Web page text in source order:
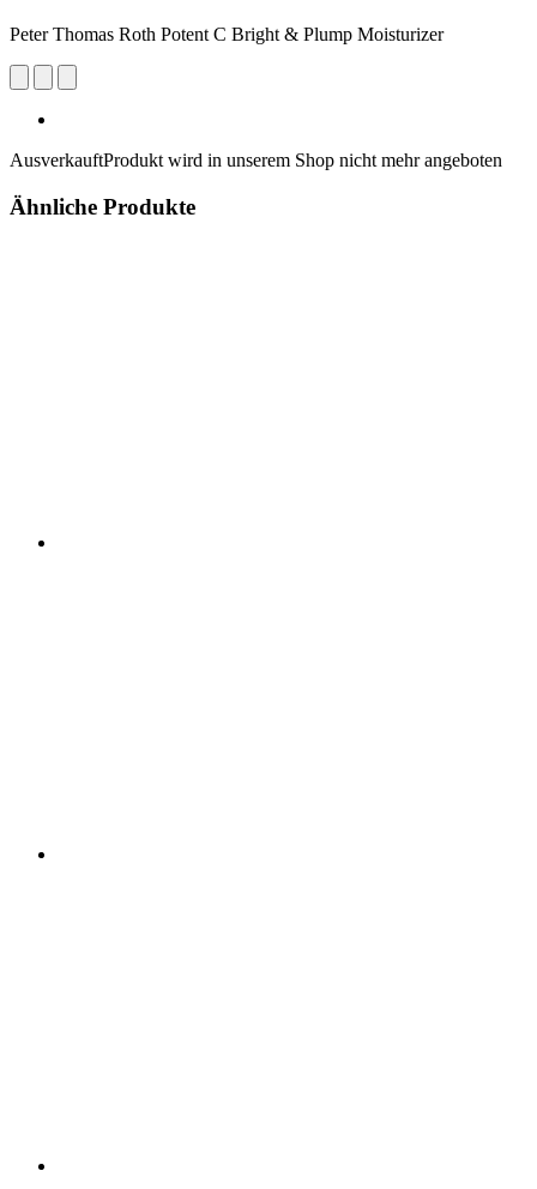
Peter Thomas Roth Potent C Bright & Plump Moisturizer
AusverkauftProdukt wird in unserem Shop nicht mehr angeboten
Ähnliche Produkte